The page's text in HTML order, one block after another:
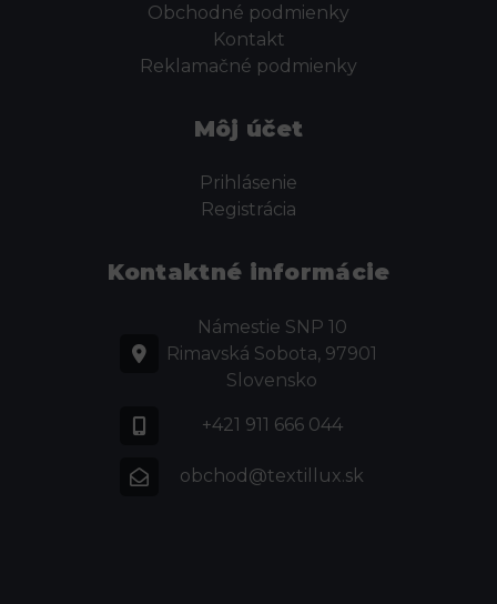
Obchodné podmienky
Kontakt
Reklamačné podmienky
Môj účet
Prihlásenie
Registrácia
Kontaktné informácie
Námestie SNP 10
Rimavská Sobota, 97901
Slovensko
+421 911 666 044
obchod@textillux.sk